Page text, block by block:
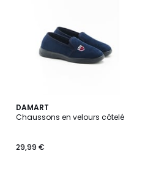
DAMART
Chaussons en velours côtelé
29,99 €
5
/
2
Couleurs